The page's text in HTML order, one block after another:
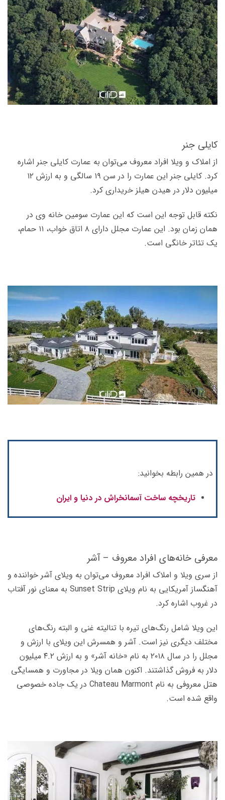
کایلی جنر
از املاک و ویلا افراد معروف می­‌توان به عمارت کایلی جنر اشاره
کرد. کایلی جنر این عمارت را در سن ۱۹ سالگی و به ارزش ۱۲
میلیون دلار در هیدن هیلز خریداری کرد.
نکته قابل توجه این است که این عمارت سومین خانه وی در
همان زمان بود. این عمارت مجلل دارای ۸ اتاق­ خواب، ۱۱ حمام،
یک تئاتر خانگی است.
در همین رابطه بخوانید:
تاریخچه ساخت آسمانخراش در دنیا و ایران
معرفی خانه‌های افراد معروف – آشر
از سری ویلا و املاک افراد معروف می‌­توان به ویلای آشر خواننده و
آهنگساز آمریکایی به نام ویلای Sunset Strip به معنای نور آفتاب
در غروب اشاره کرد.
این ویلا شامل رنگ­‌های تیره با تنالیته غنی و البته رنگ‌­های
مختلف دیگری نیز است. آشر و همسرش این ویلای با ارزش و
مجلل را در سال ۲۰۱۸ به نام «خانه آشر» و به ارزش ۴.۲ میلیون
دلار به فروش گذاشتند. اکنون همان ویلا در مجاورت و همسایگی
هتل معروفی به نام Chateau Marmont در یک جاده خصوصی
واقع شده است.